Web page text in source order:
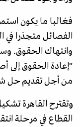
فغالبا ما يكون
الفصائل متجذرا في
وانتهاك الحقوق.
"إعادة الحقوق إلى
من أجل تقديم حل
وتقترح القاهرة